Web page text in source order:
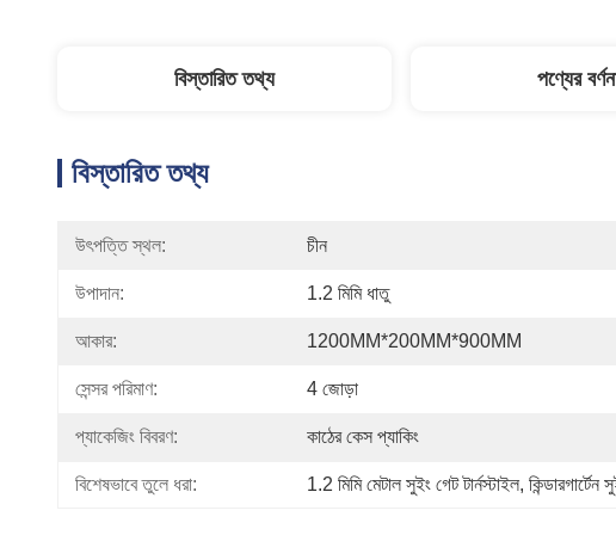
বিস্তারিত তথ্য পণ্যের
বিস্তারিত তথ্য
উৎপত্তি স্থল: চীন
উপাদান: 1.2 মিমি ধাতু
আকার: 1200MM*200MM*900MM
সেন্সর পরিমাণ: 4 জোড়া
প্যাকেজিং বিবরণ: কাঠের কেস প্যাকিং
বিশেষভাবে তুলে ধরা: 1.2 মিমি মেটাল সুইং গেট টার্নস্টাইল, কিন্ডারগার্টেন